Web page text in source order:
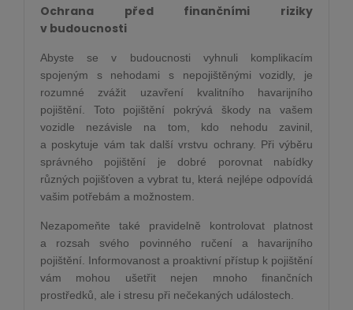
Ochrana před finančními riziky
v budoucnosti
Abyste se v budoucnosti vyhnuli komplikacím
spojeným s nehodami s nepojištěnými vozidly, je
rozumné zvážit uzavření kvalitního havarijního
pojištění. Toto pojištění pokrývá škody na vašem
vozidle nezávisle na tom, kdo nehodu zavinil,
a poskytuje vám tak další vrstvu ochrany. Při výběru
správného pojištění je dobré porovnat nabídky
různých pojišťoven a vybrat tu, která nejlépe odpovídá
vašim potřebám a možnostem.
Nezapomeňte také pravidelně kontrolovat platnost
a rozsah svého povinného ručení a havarijního
pojištění. Informovanost a proaktivní přístup k pojištění
vám mohou ušetřit nejen mnoho finančních
prostředků, ale i stresu při nečekaných událostech.